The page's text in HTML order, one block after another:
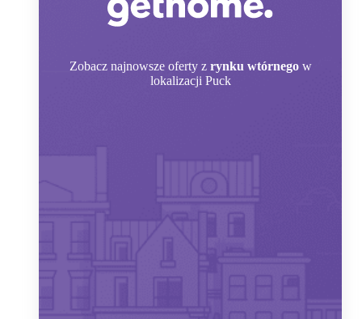
Zobacz najnowsze oferty z rynku wtórnego w
lokalizacji Puck